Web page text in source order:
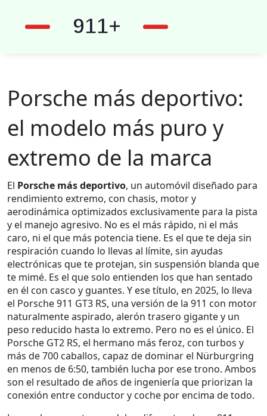
Porsche más deportivo:
el modelo más puro y
extremo de la marca
El Porsche más deportivo, un automóvil diseñado para
rendimiento extremo, con chasis, motor y
aerodinámica optimizados exclusivamente para la pista
y el manejo agresivo. No es el más rápido, ni el más
caro, ni el que más potencia tiene. Es el que te deja sin
respiración cuando lo llevas al límite, sin ayudas
electrónicas que te protejan, sin suspensión blanda que
te mimé. Es el que solo entienden los que han sentado
en él con casco y guantes. Y ese título, en 2025, lo lleva
el Porsche 911 GT3 RS, una versión de la 911 con motor
naturalmente aspirado, alerón trasero gigante y un
peso reducido hasta lo extremo. Pero no es el único. El
Porsche GT2 RS, el hermano más feroz, con turbos y
más de 700 caballos, capaz de dominar el Nürburgring
en menos de 6:50, también lucha por ese trono. Ambos
son el resultado de años de ingeniería que priorizan la
conexión entre conductor y coche por encima de todo.